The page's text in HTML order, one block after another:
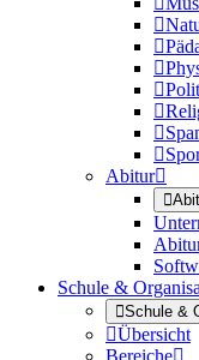







Abitur

Schule &
Schule &
Übersicht
Bereiche